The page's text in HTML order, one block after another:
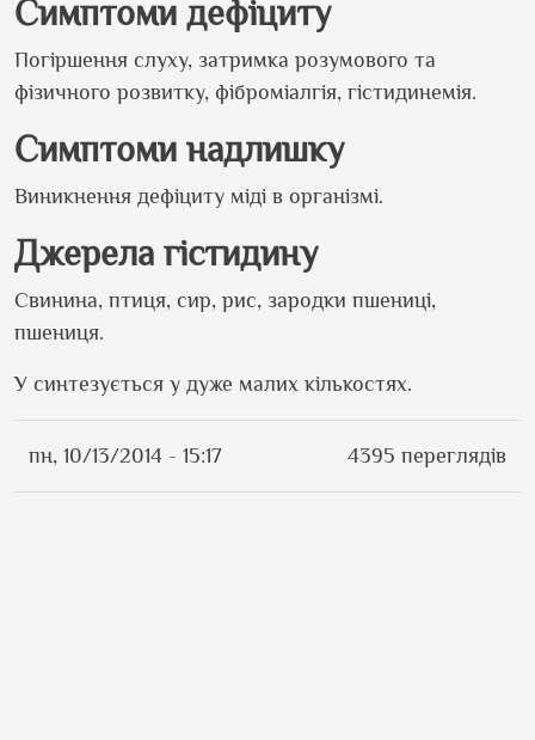
Симптоми дефіциту
Погіршення слуху, затримка розумового та
фізичного розвитку, фіброміалгія, гістидинемія.
Симптоми надлишку
Виникнення дефіциту міді в організмі.
Джерела гістидину
Свинина, птиця, сир, рис, зародки пшениці,
пшениця.
У синтезується у дуже малих кількостях.
пн, 10/13/2014 - 15:17 4395 переглядів